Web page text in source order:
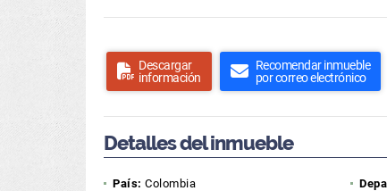
Descargar
información
Recomendar inmueble
por correo electrónico
Detalles del inmueble
País: Colombia